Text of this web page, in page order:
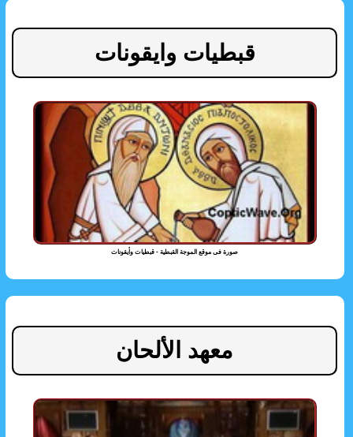
قبطيات وايقونات
صورة فى موقع الموجة القبطية - قبطيات وأيقونات
معهد الألحان